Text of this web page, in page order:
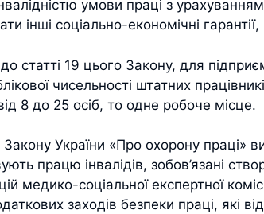
умови праці з
інші соціально-економічні
статті 19 цього Закону, для
чисельності штатних
8 до 25 осіб, то одне робоче місце.
України «Про охорону праці»
працю інвалідів, зобов’язані
медико-соціальної експертної
заходів безпеки праці, які